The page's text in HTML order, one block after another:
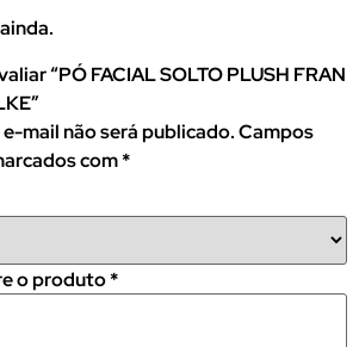
“PÓ FACIAL SOLTO PLUSH FRAN
mail não será publicado.Campos
com*
o produto*